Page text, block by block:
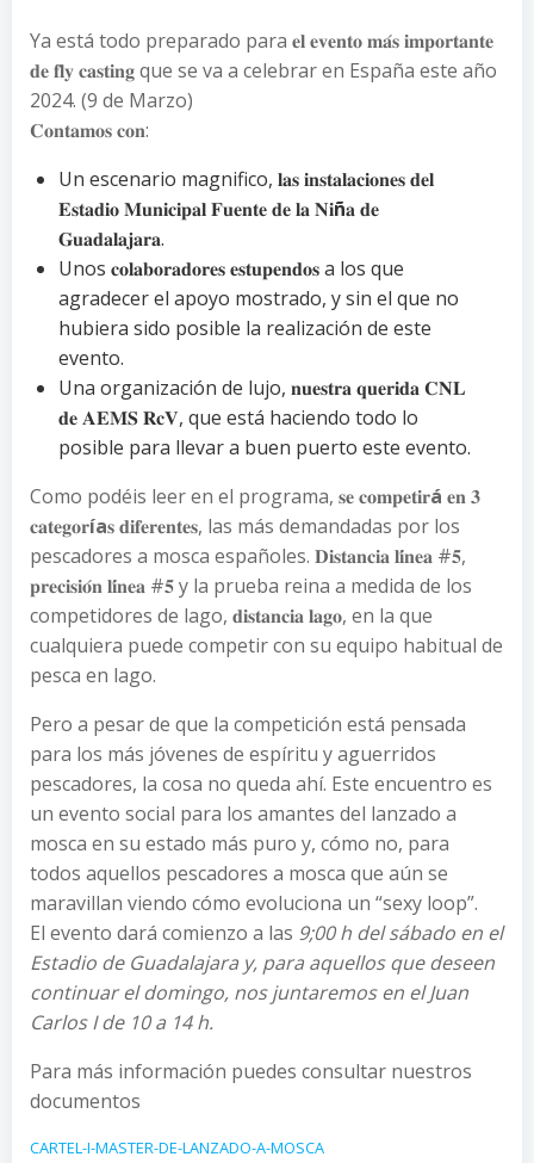
Ya está todo preparado para 𝐞𝐥 𝐞𝐯𝐞𝐧𝐭𝐨 𝐦𝐚́𝐬 𝐢𝐦𝐩𝐨𝐫𝐭𝐚𝐧𝐭𝐞
𝐝𝐞 𝐟𝐥𝐲 𝐜𝐚𝐬𝐭𝐢𝐧𝐠 que se va a celebrar en España este año
2024. (9 de Marzo)
𝐂𝐨𝐧𝐭𝐚𝐦𝐨𝐬 𝐜𝐨𝐧:
Un escenario magnifico, 𝐥𝐚𝐬 𝐢𝐧𝐬𝐭𝐚𝐥𝐚𝐜𝐢𝐨𝐧𝐞𝐬 𝐝𝐞𝐥
𝐄𝐬𝐭𝐚𝐝𝐢𝐨 𝐌𝐮𝐧𝐢𝐜𝐢𝐩𝐚𝐥 𝐅𝐮𝐞𝐧𝐭𝐞 𝐝𝐞 𝐥𝐚 𝐍𝐢ñ𝐚 𝐝𝐞
𝐆𝐮𝐚𝐝𝐚𝐥𝐚𝐣𝐚𝐫𝐚.
Unos 𝐜𝐨𝐥𝐚𝐛𝐨𝐫𝐚𝐝𝐨𝐫𝐞𝐬 𝐞𝐬𝐭𝐮𝐩𝐞𝐧𝐝𝐨𝐬 a los que
agradecer el apoyo mostrado, y sin el que no
hubiera sido posible la realización de este
evento.
Una organización de lujo, 𝐧𝐮𝐞𝐬𝐭𝐫𝐚 𝐪𝐮𝐞𝐫𝐢𝐝𝐚 𝐂𝐍𝐋
𝐝𝐞 𝐀𝐄𝐌𝐒 𝐑𝐜𝐕, que está haciendo todo lo
posible para llevar a buen puerto este evento.
Como podéis leer en el programa, 𝐬𝐞 𝐜𝐨𝐦𝐩𝐞𝐭𝐢𝐫á 𝐞𝐧 𝟑
𝐜𝐚𝐭𝐞𝐠𝐨𝐫ía𝐬 𝐝𝐢𝐟𝐞𝐫𝐞𝐧𝐭𝐞𝐬, las más demandadas por los
pescadores a mosca españoles. 𝐃𝐢𝐬𝐭𝐚𝐧𝐜𝐢𝐚 𝐥𝐢́𝐧𝐞𝐚 #𝟓,
𝐩𝐫𝐞𝐜𝐢𝐬𝐢𝐨́𝐧 𝐥𝐢́𝐧𝐞𝐚 #𝟓 y la prueba reina a medida de los
competidores de lago, 𝐝𝐢𝐬𝐭𝐚𝐧𝐜𝐢𝐚 𝐥𝐚𝐠𝐨, en la que
cualquiera puede competir con su equipo habitual de
pesca en lago.
Pero a pesar de que la competición está pensada
para los más jóvenes de espíritu y aguerridos
pescadores, la cosa no queda ahí. Este encuentro es
un evento social para los amantes del lanzado a
mosca en su estado más puro y, cómo no, para
todos aquellos pescadores a mosca que aún se
maravillan viendo cómo evoluciona un “sexy loop”.
El evento dará comienzo a las 9;00 h del sábado en el
Estadio de Guadalajara y, para aquellos que deseen
continuar el domingo, nos juntaremos en el Juan
Carlos I de 10 a 14 h.
Para más información puedes consultar nuestros
documentos
CARTEL-I-MASTER-DE-LANZADO-A-MOSCA